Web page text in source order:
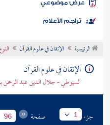
الكتب
موضوعي
تراجم الأعلام
الرئيسية الإتقان في علوم القرآن
الإتقان في علوم القرآن
السيوطي - جلال الدين عبد الرحمن
جزء 1 صفحة 96